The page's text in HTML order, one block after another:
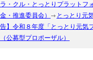
ラ・クル・とっとりプラットフ
金・推進委員会）
とっとり元
告】令和８年度「とっとり元気
（公募型プロポーザル）